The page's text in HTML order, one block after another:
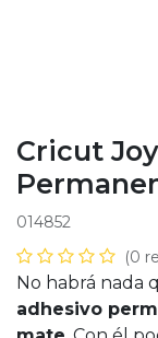
Cricut
014852
(0
No habrá nada
adhesivo